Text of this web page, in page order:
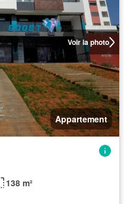
Voir la photo
Appartement
138 m²